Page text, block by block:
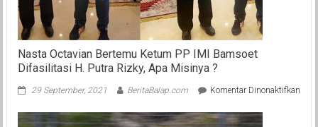
Nasta Octavian Bertemu Ketum PP IMI Bamsoet
Difasilitasi H. Putra Rizky, Apa Misinya ?
29 September, 2021 BeritaBalap.com Komentar Dinonaktifkanpada